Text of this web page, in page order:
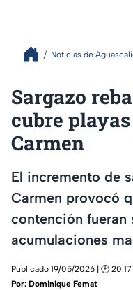
Noticias de
Sargazo
cubre
Carmen
El incremento de
Carmen provocó
contención fueran
acumulaciones
Publicado 19/05/2026 | 🕑 20:17
Por: Dominique Femat